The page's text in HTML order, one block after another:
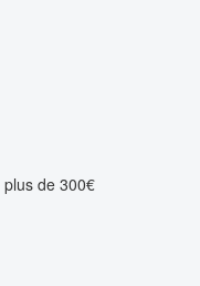
de 300€